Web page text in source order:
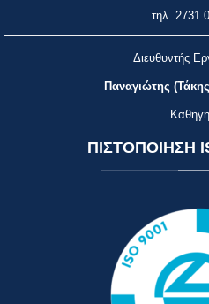
τηλ. 2731
Διευθυντής
Παναγιώτης
ΠΙΣΤΟΠΟΙΗΣΗ